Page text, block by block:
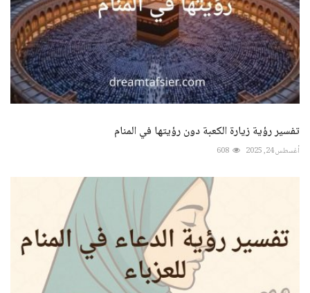
تفسير رؤية زيارة الكعبة دون رؤيتها في المنام
أغسطس 24, 2025 608